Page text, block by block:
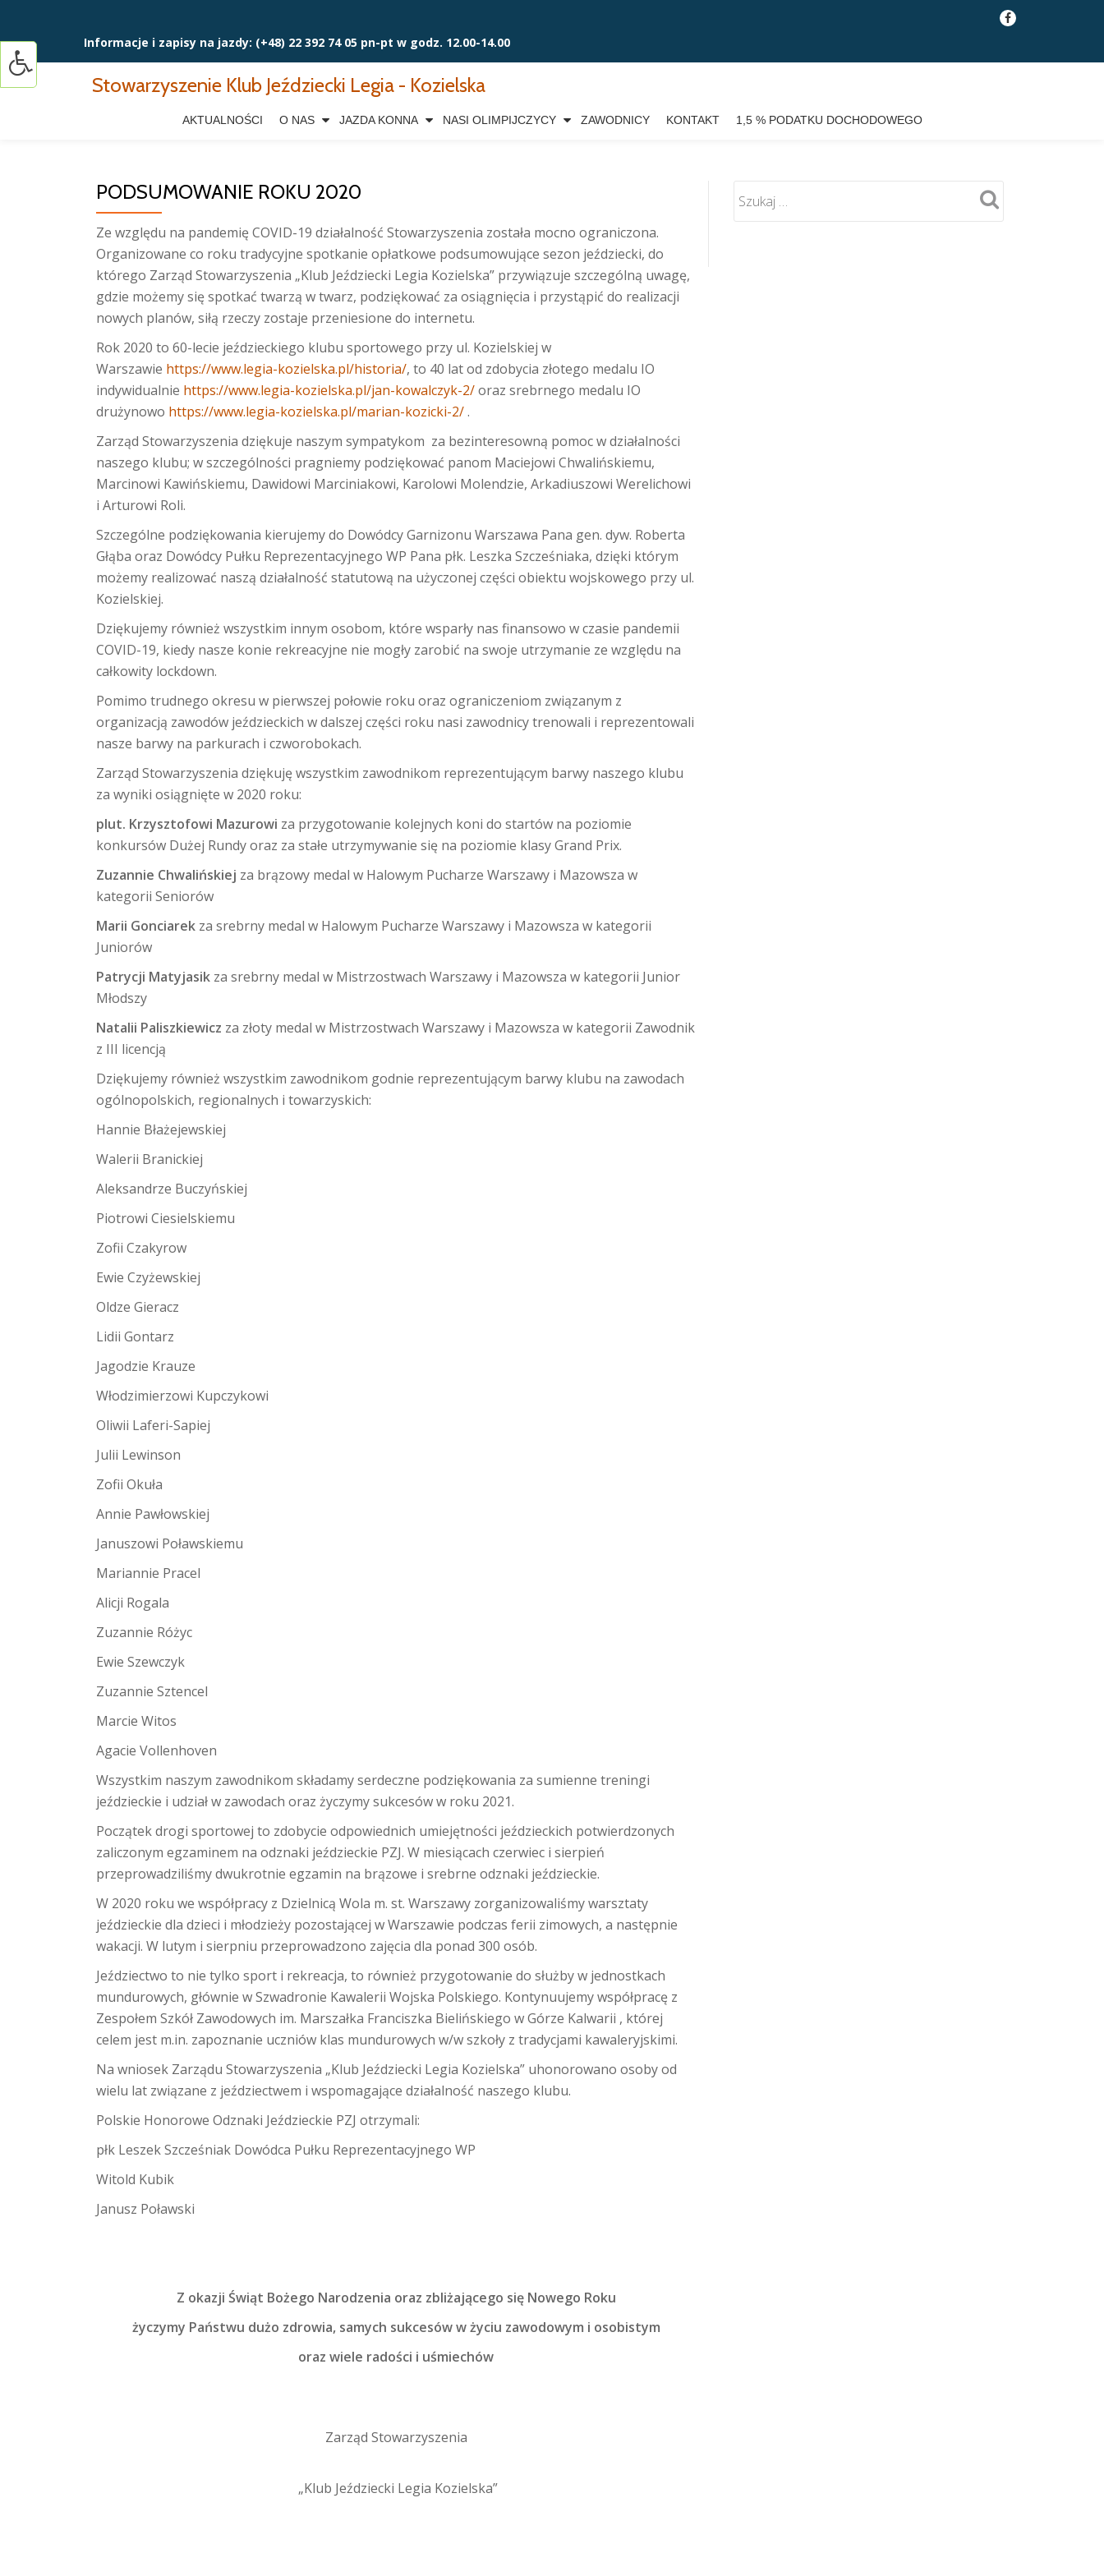
Przejdź
do
treści
Informacje i zapisy na jazdy: (+48) 22 392 74 05 pn-pt w godz. 12.00-14.00
fa-
Stowarzyszenie Klub Jeździecki Legia - Kozielska
AKTUALNOŚCI O NAS JAZDA KONNA NASI OLIMPIJCZYCY ZAWODNICY KONTAKT 1,5 % PODATKU DOCHODOWEGO
PODSUMOWANIE ROKU 2020
Ze względu na pandemię COVID-19 działalność Stowarzyszenia została mocno ograniczona.
Organizowane co roku tradycyjne spotkanie opłatkowe podsumowujące sezon jeździecki, do
którego Zarząd Stowarzyszenia „Klub Jeździecki Legia Kozielska” przywiązuje szczególną uwagę,
gdzie możemy się spotkać twarzą w twarz, podziękować za osiągnięcia i przystąpić do realizacji
nowych planów, siłą rzeczy zostaje przeniesione do internetu.
Rok 2020 to 60-lecie jeździeckiego klubu sportowego przy ul. Kozielskiej w
Warszawie https://www.legia-kozielska.pl/historia/, to 40 lat od zdobycia złotego medalu IO
indywidualnie https://www.legia-kozielska.pl/jan-kowalczyk-2/oraz srebrnego medalu IO
drużynowo https://www.legia-kozielska.pl/marian-kozicki-2/.
Zarząd Stowarzyszenia dziękuje naszym sympatykom za bezinteresowną pomoc w działalności
naszego klubu; w szczególności pragniemy podziękować panom Maciejowi Chwalińskiemu,
Marcinowi Kawińskiemu, Dawidowi Marciniakowi, Karolowi Molendzie, Arkadiuszowi Werelichowi
i Arturowi Roli.
Szczególne podziękowania kierujemy do Dowódcy Garnizonu Warszawa Pana gen. dyw. Roberta
Głąba oraz Dowódcy Pułku Reprezentacyjnego WP Pana płk. Leszka Szcześniaka, dzięki którym
możemy realizować naszą działalność statutową na użyczonej części obiektu wojskowego przy ul.
Kozielskiej.
Dziękujemy również wszystkim innym osobom, które wsparły nas finansowo w czasie pandemii
COVID-19, kiedy nasze konie rekreacyjne nie mogły zarobić na swoje utrzymanie ze względu na
całkowity lockdown.
Pomimo trudnego okresu w pierwszej połowie roku oraz ograniczeniom związanym z
organizacją zawodów jeździeckich w dalszej części roku nasi zawodnicy trenowali i reprezentowali
nasze barwy na parkurach i czworobokach.
Zarząd Stowarzyszenia dziękuję wszystkim zawodnikom reprezentującym barwy naszego klubu
za wyniki osiągnięte w 2020 roku:
plut. Krzysztofowi Mazurowi za przygotowanie kolejnych koni do startów na poziomie
konkursów Dużej Rundy oraz za stałe utrzymywanie się na poziomie klasy Grand Prix.
Zuzannie Chwalińskiej za brązowy medal w Halowym Pucharze Warszawy i Mazowsza w
kategorii Seniorów
Marii Gonciarek za srebrny medal w Halowym Pucharze Warszawy i Mazowsza w kategorii
Juniorów
Patrycji Matyjasik za srebrny medal w Mistrzostwach Warszawy i Mazowsza w kategorii Junior
Młodszy
Natalii Paliszkiewicz za złoty medal w Mistrzostwach Warszawy i Mazowsza w kategorii Zawodnik
z III licencją
Dziękujemy również wszystkim zawodnikom godnie reprezentującym barwy klubu na zawodach
ogólnopolskich, regionalnych i towarzyskich:
Hannie Błażejewskiej
Walerii Branickiej
Aleksandrze Buczyńskiej
Piotrowi Ciesielskiemu
Zofii Czakyrow
Ewie Czyżewskiej
Oldze Gieracz
Lidii Gontarz
Jagodzie Krauze
Włodzimierzowi Kupczykowi
Oliwii Laferi-Sapiej
Julii Lewinson
Zofii Okuła
Annie Pawłowskiej
Januszowi Poławskiemu
Mariannie Pracel
Alicji Rogala
Zuzannie Różyc
Ewie Szewczyk
Zuzannie Sztencel
Marcie Witos
Agacie Vollenhoven
Wszystkim naszym zawodnikom składamy serdeczne podziękowania za sumienne treningi
jeździeckie i udział w zawodach oraz życzymy sukcesów w roku 2021.
Początek drogi sportowej to zdobycie odpowiednich umiejętności jeździeckich potwierdzonych
zaliczonym egzaminem na odznaki jeździeckie PZJ. W miesiącach czerwiec i sierpień
przeprowadziliśmy dwukrotnie egzamin na brązowe i srebrne odznaki jeździeckie.
W 2020 roku we współpracy z Dzielnicą Wola m. st. Warszawy zorganizowaliśmy warsztaty
jeździeckie dla dzieci i młodzieży pozostającej w Warszawie podczas ferii zimowych, a następnie
wakacji. W lutym i sierpniu przeprowadzono zajęcia dla ponad 300 osób.
Jeździectwo to nie tylko sport i rekreacja, to również przygotowanie do służby w jednostkach
mundurowych, głównie w Szwadronie Kawalerii Wojska Polskiego. Kontynuujemy współpracę z
Zespołem Szkół Zawodowych im. Marszałka Franciszka Bielińskiego w Górze Kalwarii , której
celem jest m.in. zapoznanie uczniów klas mundurowych w/w szkoły z tradycjami kawaleryjskimi.
Na wniosek Zarządu Stowarzyszenia „Klub Jeździecki Legia Kozielska” uhonorowano osoby od
wielu lat związane z jeździectwem i wspomagające działalność naszego klubu.
Polskie Honorowe Odznaki Jeździeckie PZJ otrzymali:
płk Leszek Szcześniak Dowódca Pułku Reprezentacyjnego WP
Witold Kubik
Janusz Poławski
Z okazji Świąt Bożego Narodzenia oraz zbliżającego się Nowego Roku
życzymy Państwu dużo zdrowia, samych sukcesów w życiu zawodowym i osobistym
oraz wiele radości i uśmiechów
Zarząd Stowarzyszenia
„Klub Jeździecki Legia Kozielska”